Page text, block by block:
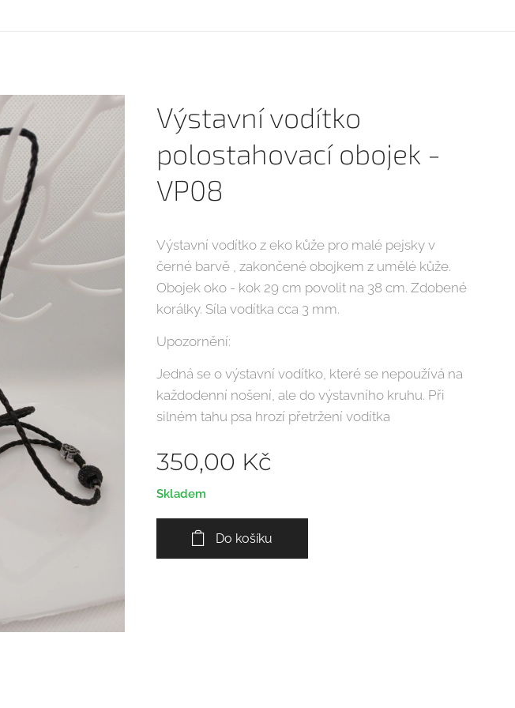
Výstavní vodítko
polostahovací obojek -
VP08
Výstavní vodítko z eko kůže pro malé pejsky v
černé barvě , zakončené obojkem z umělé kůže.
Obojek oko - kok 29 cm povolit na 38 cm. Zdobené
korálky. Síla vodítka cca 3 mm.
Upozornění:
Jedná se o výstavní vodítko, které se nepoužívá na
každodenní nošení, ale do výstavního kruhu. Při
silném tahu psa hrozí přetržení vodítka
350,00 Kč
Skladem
Do košíku